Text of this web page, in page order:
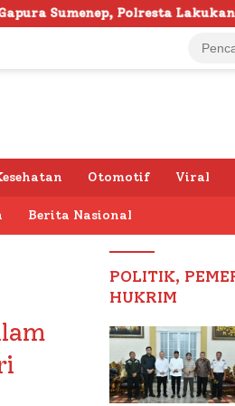
Olah TKP 103
Otomotif Viral
Berita Nasional
POLITIK,
HUKRIM